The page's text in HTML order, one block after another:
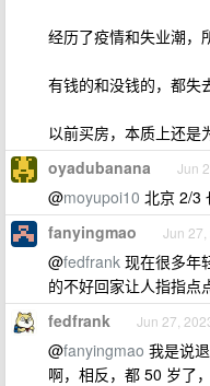
经历了疫情和失业潮，
有钱的和没钱的，都失
以前买房，本质上还是
oyadubanana Jun
@moyupoi10 北京 2/3
fanyingmao Jun 27,
@fedfrank 现在很多年
的不好回家让人指指点
fedfrank Jun 27,
@fanyingmao 我是说
啊，相反，都 50 岁了